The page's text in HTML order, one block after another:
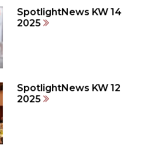
SpotlightNews KW 14
2025
SpotlightNews KW 12
2025